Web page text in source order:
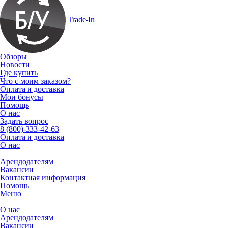
Trade-In
Обзоры
Новости
Где купить
Что с моим заказом?
Оплата и доставка
Мои бонусы
Помощь
О нас
Задать вопрос
8 (800)-333-42-63
Оплата и доставка
О нас
Арендодателям
Вакансии
Контактная информация
Помощь
Меню
О нас
Арендодателям
Вакансии